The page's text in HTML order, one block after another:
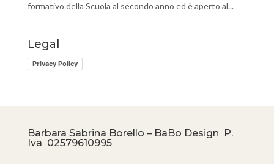
formativo della Scuola al secondo anno ed è aperto al...
Legal
Privacy Policy
Barbara Sabrina Borello – BaBo Design P.
Iva 02579610995